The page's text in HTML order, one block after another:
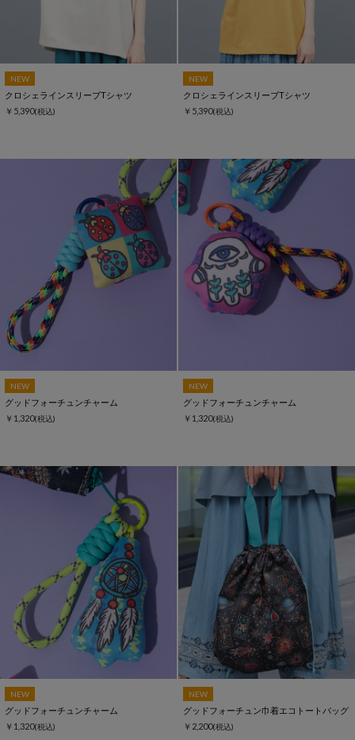
NEW
クロシェラインスリーブTシャツ
￥5,390(税込)
NEW
クロシェラインスリーブTシャツ
￥5,390(税込)
NEW
グッドフォーチュンチャーム
￥1,320(税込)
NEW
グッドフォーチュンチャーム
￥1,320(税込)
NEW
グッドフォーチュンチャーム
￥1,320(税込)
NEW
グッドフォーチュン巾着エコトートバッグ
￥2,200(税込)